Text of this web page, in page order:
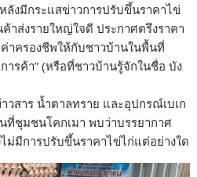
ลังมีกระแสข่าวการปรับขึ้นราคาไข่
าส่งรายใหญ่ใจดี ประกาศตรึงราคา
าครองชีพให้กับชาวบ้านในพื้นที่
ารค้า” (หรือที่ชาวบ้านรู้จักในชื่อ บัง
วสาร น้ำตาลทราย และอุปกรณ์เบเก
ที่ชุมชนโคกเมา พบว่าบรรยากาศ
ม่มีการปรับขึ้นราคาไข่ไก่แต่อย่างใด